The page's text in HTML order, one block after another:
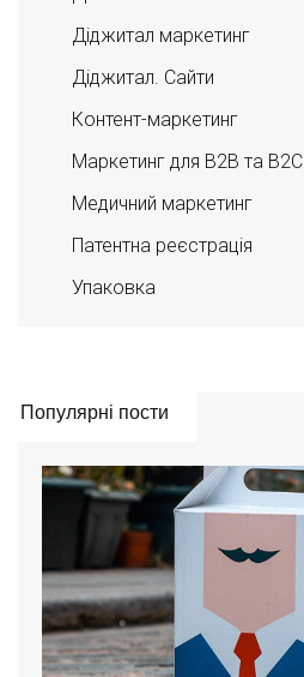
Діджитал маркетинг
Діджитал. Сайти
Контент-маркетинг
Маркетинг для B2B та B2C
Медичний маркетинг
Патентна реєстрація
Упаковка
Популярні пости